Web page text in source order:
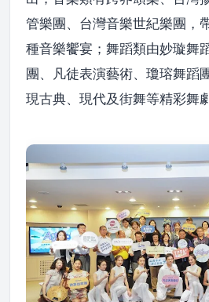
管樂團、台灣音樂世紀樂團，
種音樂饗宴；舞蹈類由妙璇舞
團、凡徒表演藝術、瓊瑢舞蹈
現古典、現代及街舞等精彩舞